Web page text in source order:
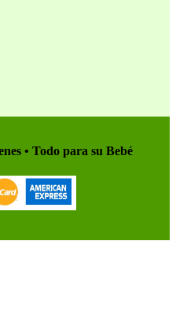
• Todo para su Bebé